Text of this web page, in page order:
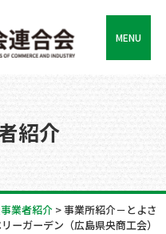
MENU
紹介
業者紹介>事業所紹介－とよさ
ーガーデン（広島県央商工会）